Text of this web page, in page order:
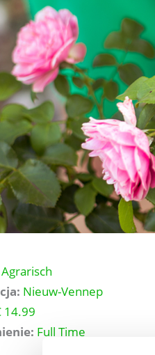
Agrarisch
Nieuw-Vennep
14.99
Full Time